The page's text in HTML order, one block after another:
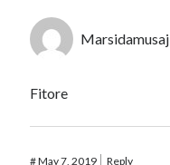
Marsidamusaj
Fitore
#May 7, 2019 Reply